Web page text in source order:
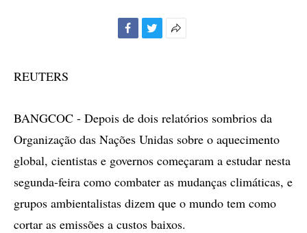
REUTERS
BANGCOC - Depois de dois relatórios sombrios da
Organização das Nações Unidas sobre o aquecimento
global, cientistas e governos começaram a estudar nesta
segunda-feira como combater as mudanças climáticas, e
grupos ambientalistas dizem que o mundo tem como
cortar as emissões a custos baixos.